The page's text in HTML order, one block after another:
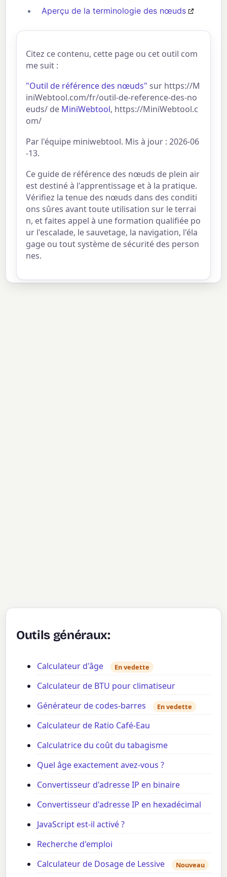
Aperçu de la terminologie des nœuds
Citez ce contenu, cette page ou cet outil com
me suit :
"Outil de référence des nœuds" sur https://M
iniWebtool.com/fr/outil-de-reference-des-no
euds/ de MiniWebtool, https://MiniWebtool.c
om/
Par l'équipe miniwebtool. Mis à jour : 2026-06
-13.
Ce guide de référence des nœuds de plein air
est destiné à l'apprentissage et à la pratique.
Vérifiez la tenue des nœuds dans des conditi
ons sûres avant toute utilisation sur le terrai
n, et faites appel à une formation qualifiée po
ur l'escalade, le sauvetage, la navigation, l'éla
gage ou tout système de sécurité des person
nes.
Outils généraux:
Calculateur d'âge En vedette
Calculateur de BTU pour climatiseur
Générateur de codes-barres
En vedette
Calculateur de Ratio Café-Eau
Calculatrice du coût du tabagisme
Quel âge exactement avez-vous ?
Convertisseur d'adresse IP en binaire
Convertisseur d'adresse IP en hexadécimal
JavaScript est-il activé ?
Recherche d'emploi
Calculateur de Dosage de Lessive
Nouveau